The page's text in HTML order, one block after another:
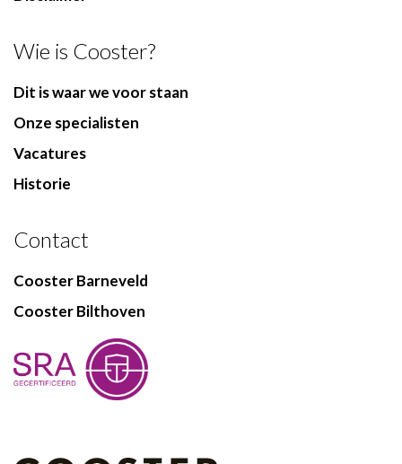
Wie is Cooster?
Dit is waar we voor staan
Onze specialisten
Vacatures
Historie
Contact
Cooster Barneveld
Cooster Bilthoven